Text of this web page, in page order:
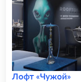
Лофт «Чужой»